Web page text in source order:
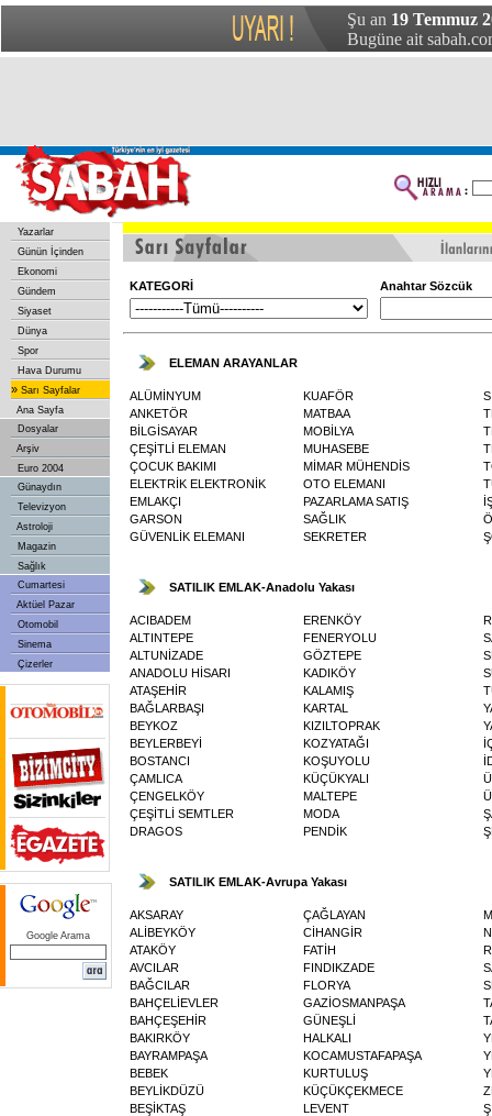
Şu an 19 Temmuz
Bugüne ait
Yazarlar
Günün İçinden
Ekonomi
Gündem
Siyaset
Dünya
Spor
Hava Durumu
» Sarı Sayfalar
Ana Sayfa
Dosyalar
Arşiv
Euro 2004
Günaydın
Televizyon
Astroloji
Magazin
Sağlık
Cumartesi
Aktüel Pazar
Otomobil
Sinema
Çizerler
Google Arama
KATEGORİ Anahtar Sözcük
ELEMAN ARAYANLAR
ALÜMİNYUM
ANKETÖR
BİLGİSAYAR
ÇEŞİTLİ ELEMAN
ÇOCUK BAKIMI
ELEKTRİK ELEKTRONİK
EMLAKÇI
GARSON
GÜVENLİK ELEMANI
KUAFÖR
MATBAA
MOBİLYA
MUHASEBE
MİMAR MÜHENDİS
OTO ELEMANI
PAZARLAMA SATIŞ
SAĞLIK
SEKRETER
SATILIK EMLAK-Anadolu Yakası
ACIBADEM
ALTINTEPE
ALTUNİZADE
ANADOLU HİSARI
ATAŞEHİR
BAĞLARBAŞI
BEYKOZ
BEYLERBEYİ
BOSTANCI
ÇAMLICA
ÇENGELKÖY
ÇEŞİTLİ SEMTLER
DRAGOS
ERENKÖY
FENERYOLU
GÖZTEPE
KADIKÖY
KALAMIŞ
KARTAL
KIZILTOPRAK
KOZYATAĞI
KOŞUYOLU
KÜÇÜKYALI
MALTEPE
MODA
PENDİK
SATILIK EMLAK-Avrupa Yakası
AKSARAY
ALİBEYKÖY
ATAKÖY
AVCILAR
BAĞCILAR
BAHÇELİEVLER
BAHÇEŞEHİR
BAKIRKÖY
BAYRAMPAŞA
BEBEK
BEYLİKDÜZÜ
BEŞİKTAŞ
ÇAĞLAYAN
CİHANGİR
FATİH
FINDIKZADE
FLORYA
GAZİOSMANPAŞA
GÜNEŞLİ
HALKALI
KOCAMUSTAFAPAŞA
KURTULUŞ
KÜÇÜKÇEKMECE
LEVENT